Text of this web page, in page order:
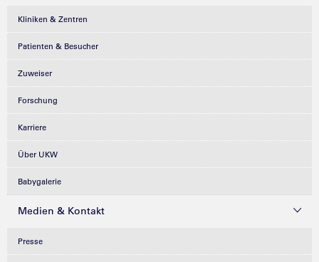
Kliniken & Zentren
Patienten & Besucher
Zuweiser
Forschung
Karriere
Über UKW
Babygalerie
Medien & Kontakt
Presse